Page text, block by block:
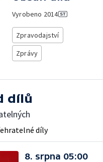
Vyrobeno 2014
Zpravodajství
Zprávy
dílů
díly
8. srpna 05:00